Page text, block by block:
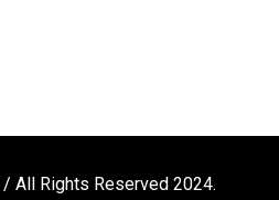
/ All Rights Reserved 2024.